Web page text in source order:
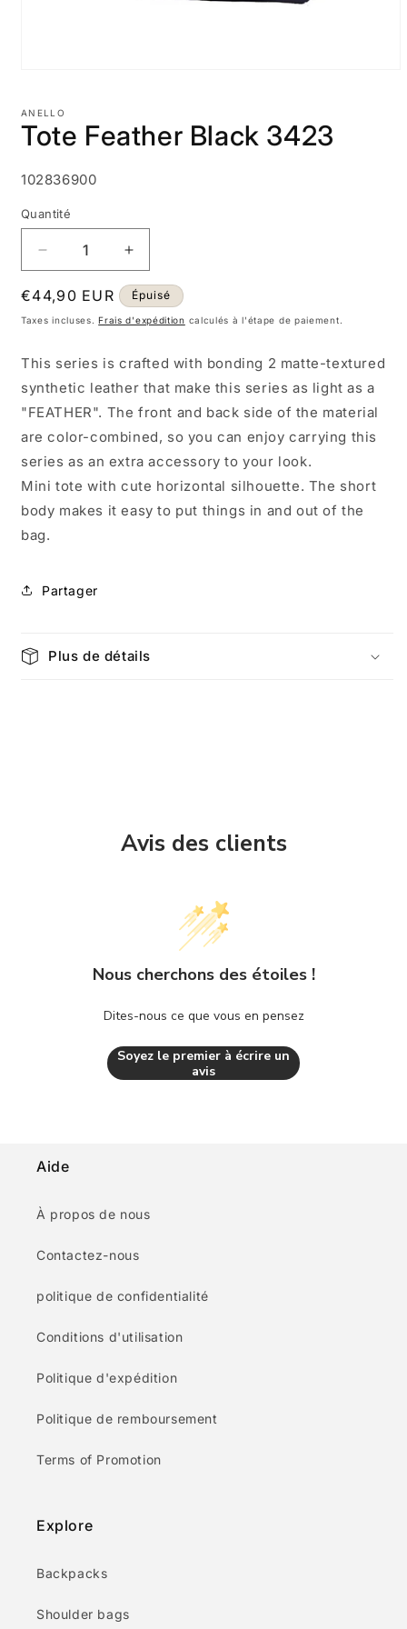
1
dans
une
ANELLO
Tote Feather Black 3423
SKU:
102836900
Quantité
Réduire
la
quantité
de
Black
3423
Augmenter
la
quantité
de
Feather
Black
3423
Prix
habituel
€44,90 EUR Épuisé
Taxes incluses.Frais d'expédition calculés à l'étape de paiement.
This series is crafted with bonding 2 matte-textured
synthetic leather that make this series as light as a
"FEATHER". The front and back side of the material
are color-combined, so you can enjoy carrying this
series as an extra accessory to your look.
Mini tote with cute horizontal silhouette. The short
body makes it easy to put things in and out of the
bag.
Partager
Plus de détails
Avis des clients
Nous cherchons des étoiles !
Dites-nous ce que vous en pensez
Soyez le premier à écrire un
avis
Aide
À propos de nous
Contactez-nous
politique de confidentialité
Conditions d'utilisation
Politique d'expédition
Politique de remboursement
Terms of Promotion
Explore
Backpacks
Shoulder bags